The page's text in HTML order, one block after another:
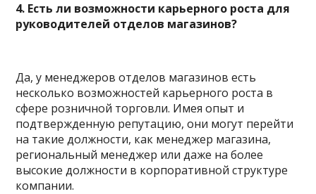
4. Есть ли возможности карьерного роста для
руководителей отделов магазинов?
Да, у менеджеров отделов магазинов есть
несколько возможностей карьерного роста в
сфере розничной торговли. Имея опыт и
подтвержденную репутацию, они могут перейти
на такие должности, как менеджер магазина,
региональный менеджер или даже на более
высокие должности в корпоративной структуре
компании.